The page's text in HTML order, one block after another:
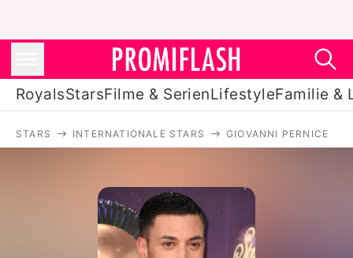
RoyalsStarsFilme & SerienLifestyleFamilie &
Filme & Serien
Lifestyle
STARS INTERNATIONALE STARS GIOVANNI PERNICE